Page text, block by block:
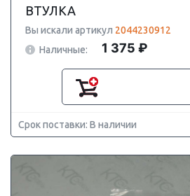
ВТУЛКА
Вы искали артикул 2044230912
Наличные:
1 375 ₽
Срок поставки: В наличии